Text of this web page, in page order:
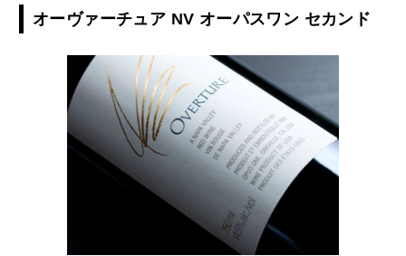
オーヴァーチュア NV オーパスワン セカンド